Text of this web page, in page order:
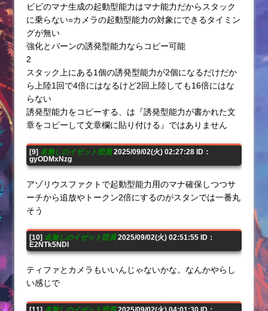
ビビのマナ生成の起動型能力はマナ能力だからスタック
に乗らない=カメラの起動型能力の対象にできるタイミン
グが無い
強化とバーンの誘発型能力ならコピー可能
2
スタック上にある1個の誘発型能力が2個になるだけだか
ら上陸1回で4倍にはなるけど2回上陸しても16倍にはな
らない
誘発型能力をコピーする、は『誘発型能力が書かれた文
章をコピーして文章欄に貼り付ける』ではありません
[9] 名無しのイゼット団員2025/09/02(火) 02:27:28 ID：
gyODMxNzg
アゾリウスファクトで起動型能力用のマナ確保しつつサ
ーチから追放やトークン2倍にするのがスタンでは一番丸
そう
[10] 名無しのイゼット団員2025/09/02(火) 02:51:55 ID：
E2NTk5NDI
ティファとカメラもいいんじゃないかな。なんかやらし
い感じで